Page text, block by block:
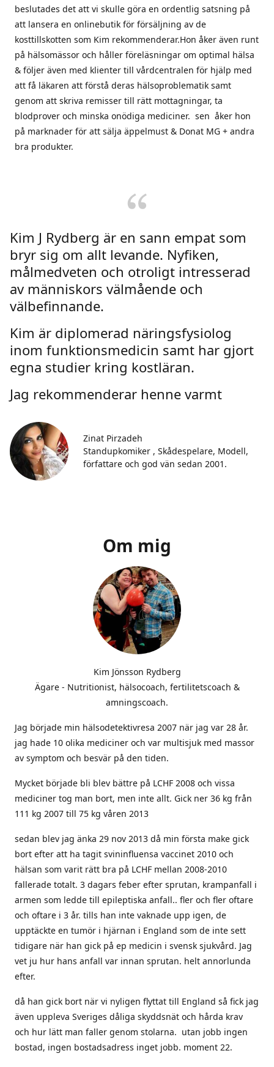
beslutades det att vi skulle göra en ordentlig satsning på
att lansera en onlinebutik för försäljning av de
kosttillskotten som Kim rekommenderar.Hon åker även runt
på hälsomässor och håller föreläsningar om optimal hälsa
& följer även med klienter till vårdcentralen för hjälp med
att få läkaren att förstå deras hälsoproblematik samt
genom att skriva remisser till rätt mottagningar, ta
blodprover och minska onödiga mediciner. sen åker hon
på marknader för att sälja äppelmust & Donat MG + andra
bra produkter.
Kim J Rydberg är en sann empat som
bryr sig om allt levande. Nyfiken,
målmedveten och otroligt intresserad
av människors välmående och
välbefinnande.
Kim är diplomerad näringsfysiolog
inom funktionsmedicin samt har gjort
egna studier kring kostläran.
Jag rekommenderar henne varmt
Zinat Pirzadeh
Standupkomiker , Skådespelare, Modell,
författare och god vän sedan 2001.
Om mig
Kim Jönsson Rydberg
Ägare - Nutritionist, hälsocoach, fertilitetscoach &
amningscoach.
Jag började min hälsodetektivresa 2007 när jag var 28 år.
jag hade 10 olika mediciner och var multisjuk med massor
av symptom och besvär på den tiden.
Mycket började bli blev bättre på LCHF 2008 och vissa
mediciner tog man bort, men inte allt. Gick ner 36 kg från
111 kg 2007 till 75 kg våren 2013
sedan blev jag änka 29 nov 2013 då min första make gick
bort efter att ha tagit svininfluensa vaccinet 2010 och
hälsan som varit rätt bra på LCHF mellan 2008-2010
fallerade totalt. 3 dagars feber efter sprutan, krampanfall i
armen som ledde till epileptiska anfall.. fler och fler oftare
och oftare i 3 år. tills han inte vaknade upp igen, de
upptäckte en tumör i hjärnan i England som de inte sett
tidigare när han gick på ep medicin i svensk sjukvård. Jag
vet ju hur hans anfall var innan sprutan. helt annorlunda
efter.
då han gick bort när vi nyligen flyttat till England så fick jag
även uppleva Sveriges dåliga skyddsnät och hårda krav
och hur lätt man faller genom stolarna. utan jobb ingen
bostad, ingen bostadsadress inget jobb. moment 22.